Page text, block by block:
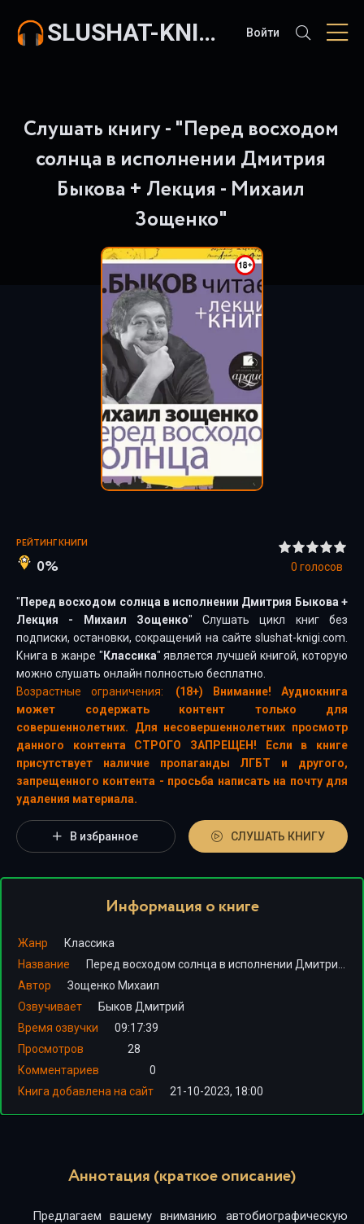
SLUSHAT-KNIGI.COM Войти
Слушать книгу - "Перед восходом
солнца в исполнении Дмитрия
Быкова + Лекция - Михаил
Зощенко"
РЕЙТИНГ КНИГИ
0% 0 голосов
" Перед восходом солнца в исполнении Дмитрия Быкова +
Лекция - Михаил Зощенко" Слушать цикл книг без
подписки, остановки, сокращений на сайте slushat-knigi.com.
Книга в жанре " Классика" является лучшей книгой, которую
можно слушать онлайн полностью бесплатно.
Возрастные ограничения:
(18+) Внимание! Аудиокнига
может содержать контент только для
совершеннолетних. Для несовершеннолетних просмотр
данного контента СТРОГО ЗАПРЕЩЕН! Если в книге
присутствует наличие пропаганды ЛГБТ и другого,
запрещенного контента - просьба написать на почту для
удаления материала.
В избранное СЛУШАТЬ КНИГУ
Информация о книге
Жанр
Классика
Название
Автор
Зощенко Михаил
Озвучивает
Быков Дмитрий
Время озвучки
09:17:39
Просмотров
28
Комментариев
0
Книга добавлена на сайт
21-10-2023, 18:00
Аннотация (краткое описание)
Предлагаем вашему вниманию автобиографическую